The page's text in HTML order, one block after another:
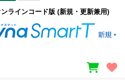
ラインコード版 (新規・更新兼用)